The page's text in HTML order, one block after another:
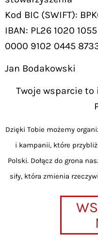
Kod BIC (SWIFT):
IBAN: PL26 1020 1055
0000 9102 0445
Jan Bodakowski
Twoje wsparcie to
Dzięki Tobie możemy
i kampanii, które
Polski. Dołącz do grona
siły, która zmienia